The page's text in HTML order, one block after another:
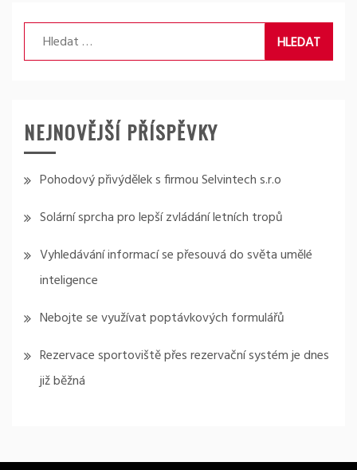
Vyhledávání
NEJNOVĚJŠÍ PŘÍSPĚVKY
Pohodový přivýdělek s firmou Selvintech s.r.o
Solární sprcha pro lepší zvládání letních tropů
Vyhledávání informací se přesouvá do světa umělé
inteligence
Nebojte se využívat poptávkových formulářů
Rezervace sportoviště přes rezervační systém je dnes
již běžná